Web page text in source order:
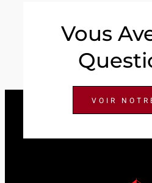
Vous
VOIR